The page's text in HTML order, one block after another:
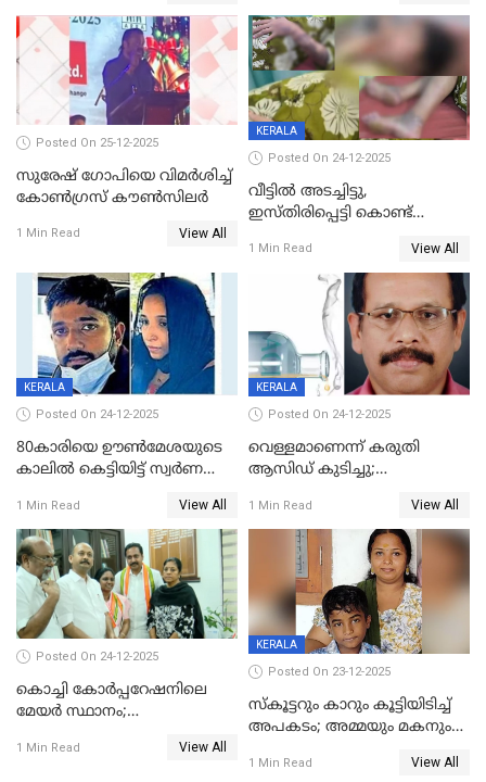
Posted On 25-12-2025
സുരേഷ് ഗോപിയെ വിമര്‍ശിച്ച്
കോണ്‍ഗ്രസ് കൗണ്‍സിലര്‍
1 Min Read View All
KERALA
Posted On 24-12-2025
വീട്ടിൽ അടച്ചിട്ടു,
ഇസ്തിരിപ്പെട്ടി കൊണ്ട്
ഗർഭിണിയായ യുവതിക്ക് ക്രൂര
1 Min Read View All
KERALA
Posted On 24-12-2025
80കാരിയെ ഊൺമേശയുടെ
കാലിൽ കെട്ടിയിട്ട് സ്വർണവും
കൊച്ചുമകനും സുഹൃത്തും
അറസ്റ്റിൽ
1 Min Read View All
KERALA
Posted On 24-12-2025
വെള്ളമാണെന്ന് കരുതി
ആസിഡ് കുടിച്ചു;
മരിച്ചു
1 Min Read View All
Posted On 24-12-2025
കൊച്ചി കോര്‍പ്പറേഷനിലെ
മേയര്‍ സ്ഥാനം;
രൂക്ഷം
1 Min Read View All
KERALA
Posted On 23-12-2025
സ്കൂട്ടറും കാറും കൂട്ടിയിടിച്ച്
അപകടം; അമ്മയും മകനും
ഗുരുതരാവസ്ഥയിൽ
1 Min Read View All